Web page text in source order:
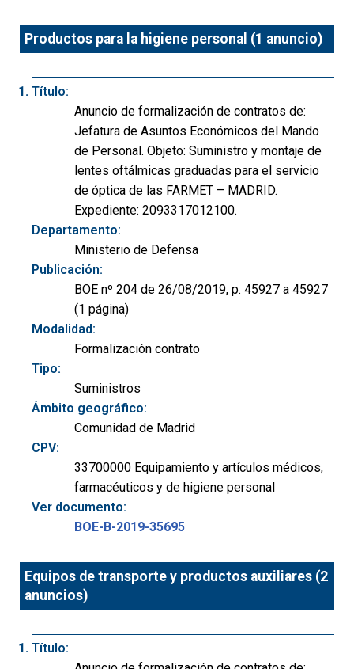
Productos para la higiene personal (1 anuncio)
Título:
Anuncio de formalización de contratos de:
Jefatura de Asuntos Económicos del Mando
de Personal. Objeto: Suministro y montaje de
lentes oftálmicas graduadas para el servicio
de óptica de las FARMET – MADRID.
Expediente: 2093317012100.
Departamento:
Ministerio de Defensa
Publicación:
BOE nº 204 de 26/08/2019, p. 45927 a 45927
(1 página)
Modalidad:
Formalización contrato
Tipo:
Suministros
Ámbito geográfico:
Comunidad de Madrid
CPV:
33700000 Equipamiento y artículos médicos,
farmacéuticos y de higiene personal
Ver documento:
BOE-B-2019-35695
Equipos de transporte y productos auxiliares (2
anuncios)
Título: